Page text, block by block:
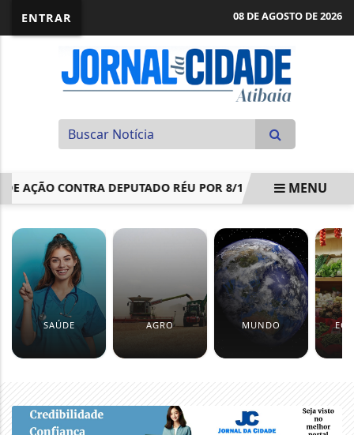
ENTRAR 08 DE AGOSTO DE 2026
AÇÃO CONTRA DEPUTADO RÉU POR 8/1 GILMAR
MENU
SAÚDE AGRO MUNDO